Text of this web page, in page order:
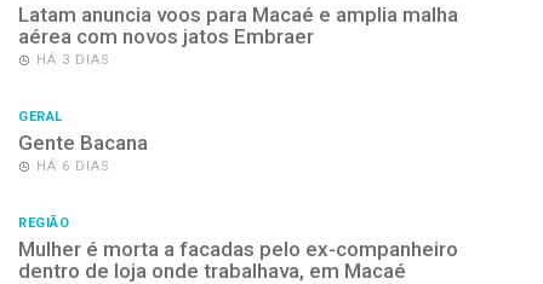
Latam anuncia voos para Macaé e amplia malha
aérea com novos jatos Embraer
HÁ 3 DIAS
GERAL
Gente Bacana
HÁ 6 DIAS
REGIÃO
Mulher é morta a facadas pelo ex-companheiro
dentro de loja onde trabalhava, em Macaé